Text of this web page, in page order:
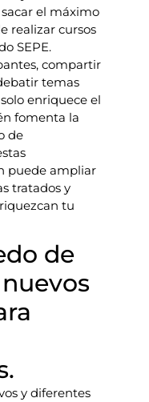
el máximo
realizar cursos
SEPE.
compartir
temas
enriquece el
fomenta la
de
puede ampliar
tratados y
tu
de
y diferentes